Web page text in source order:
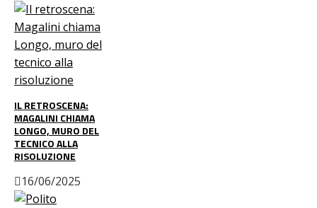
IL RETROSCENA:
MAGALINI CHIAMA
LONGO, MURO DEL
TECNICO ALLA
RISOLUZIONE
16/06/2025